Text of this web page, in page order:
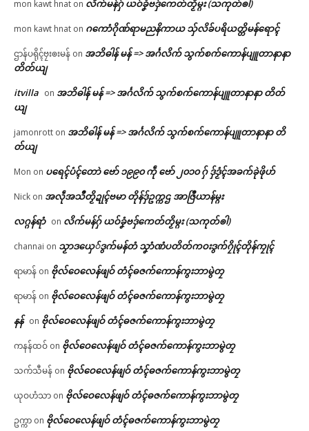
mon kawt hnat on လိက်မန်ဂှ် ယဝ်ခၞံဗဒှ်ကေတ်တၟိမ္ဂး (သကုတ်ၜါ)
mon kawt hnat on ဂကောံဂိုဏ်ရာမညနိကာယ သှ်လိခ်ပရိယတ္တိမန်ရောၚ်
ဌာန်ပရိုၚ်ဗၠးၜးမန် on အဘိဓါန် မန် => အၚ်္ဂလိက် သွက်စက်ကောန်ပျူတာနာနာ
တိတ်ယျ
itvilla on အဘိဓါန် မန် => အၚ်္ဂလိက် သွက်စက်ကောန်ပျူတာနာနာ တိတ်
ယျ
jamonrott on အဘိဓါန် မန် => အၚ်္ဂလိက် သွက်စက်ကောန်ပျူတာနာနာ တိ
တ်ယျ
Mon on ပရေၚ်ပံၚ်တောဲ ဗော် ၁၉၉၀ ကဵု ဗော် ၂၀၁၀ ဂှ် ဒှ်ဒၟံၚ်အခက်ခုဲဖိုဟ်
Nick on အလဵုအသဳတၟိဍုၚ်ဗမာ တိုန်ဒှ်ဥက္ကဌ အာဇြဳယာန်မ္ဂး
လဂ္ဂန်ရာံ on လိက်မန်ဂှ် ယဝ်ခၞံဗဒှ်ကေတ်တၟိမ္ဂး (သကုတ်ၜါ)
channai on သၟာဒယှေ်ဒွက်မန်တံ သၞာံဏံပတိတ်ကဝးဒွက်ဂၠိုၚ်တိုန်ကၠုၚ်
ရာမာန် on ဗိုလ်ဝေလေန်ဖျဝ် တံၚ်ဓဇက်ကောန်ကွးဘာမွဲတၠ
ရာမာန် on ဗိုလ်ဝေလေန်ဖျဝ် တံၚ်ဓဇက်ကောန်ကွးဘာမွဲတၠ
နန် on ဗိုလ်ဝေလေန်ဖျဝ် တံၚ်ဓဇက်ကောန်ကွးဘာမွဲတၠ
ကနန်ထဝ် on ဗိုလ်ဝေလေန်ဖျဝ် တံၚ်ဓဇက်ကောန်ကွးဘာမွဲတၠ
သက်သီမန် on ဗိုလ်ဝေလေန်ဖျဝ် တံၚ်ဓဇက်ကောန်ကွးဘာမွဲတၠ
ယုဝဟံသာ on ဗိုလ်ဝေလေန်ဖျဝ် တံၚ်ဓဇက်ကောန်ကွးဘာမွဲတၠ
ဥက္ကာ on ဗိုလ်ဝေလေန်ဖျဝ် တံၚ်ဓဇက်ကောန်ကွးဘာမွဲတၠ